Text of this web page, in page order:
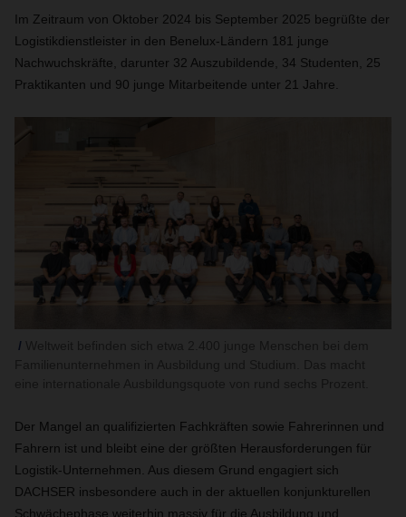
Im Zeitraum von Oktober 2024 bis September 2025 begrüßte der
Logistikdienstleister in den Benelux-Ländern 181 junge
Nachwuchskräfte, darunter 32 Auszubildende, 34 Studenten, 25
Praktikanten und 90 junge Mitarbeitende unter 21 Jahre.
Der Mangel an qualifizierten Fachkräften sowie Fahrerinnen und
Fahrern ist und bleibt eine der größten Herausforderungen für
Logistik-Unternehmen. Aus diesem Grund engagiert sich
DACHSER insbesondere auch in der aktuellen konjunkturellen
Schwächephase weiterhin massiv für die Ausbildung und